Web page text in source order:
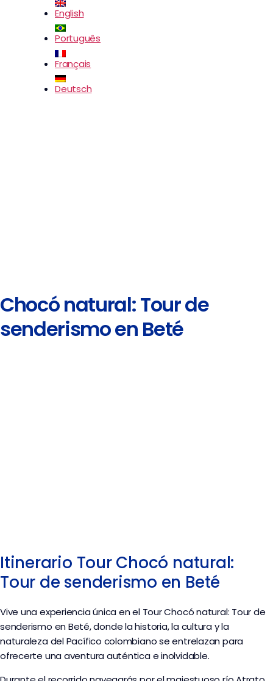
English
Português
Français
Deutsch
Chocó natural: Tour de
senderismo en Beté
Itinerario Tour Chocó natural:
Tour de senderismo en Beté
Vive una experiencia única en el Tour Chocó natural: Tour de
senderismo en Beté, donde la historia, la cultura y la
naturaleza del Pacífico colombiano se entrelazan para
ofrecerte una aventura auténtica e inolvidable.